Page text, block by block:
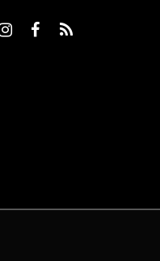
Instagram
Facebook
RSS